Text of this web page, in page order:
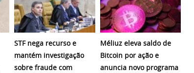
STF nega recurso e
mantém investigação
sobre fraude com
Méliuz eleva saldo de
Bitcoin por ação e
anuncia novo programa